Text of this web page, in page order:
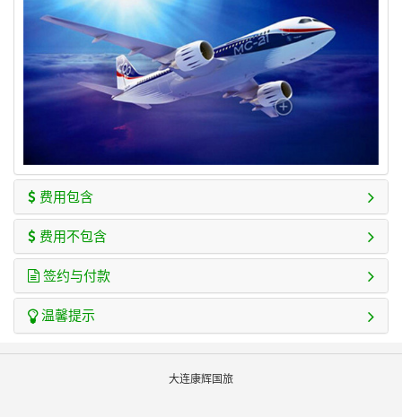
费用包含
费用不包含
签约与付款
温馨提示
大连康辉国旅